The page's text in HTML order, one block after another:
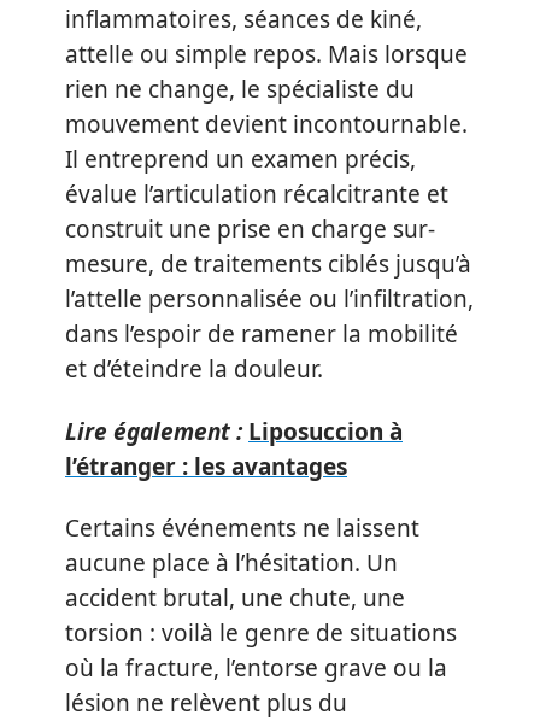
inflammatoires, séances de kiné,
attelle ou simple repos. Mais lorsque
rien ne change, le spécialiste du
mouvement devient incontournable.
Il entreprend un examen précis,
évalue l’articulation récalcitrante et
construit une prise en charge sur-
mesure, de traitements ciblés jusqu’à
l’attelle personnalisée ou l’infiltration,
dans l’espoir de ramener la mobilité
et d’éteindre la douleur.
Lire également : Liposuccion à
l’étranger : les avantages
Certains événements ne laissent
aucune place à l’hésitation. Un
accident brutal, une chute, une
torsion : voilà le genre de situations
où la fracture, l’entorse grave ou la
lésion ne relèvent plus du